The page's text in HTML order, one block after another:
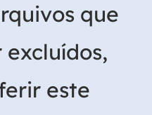
que
este